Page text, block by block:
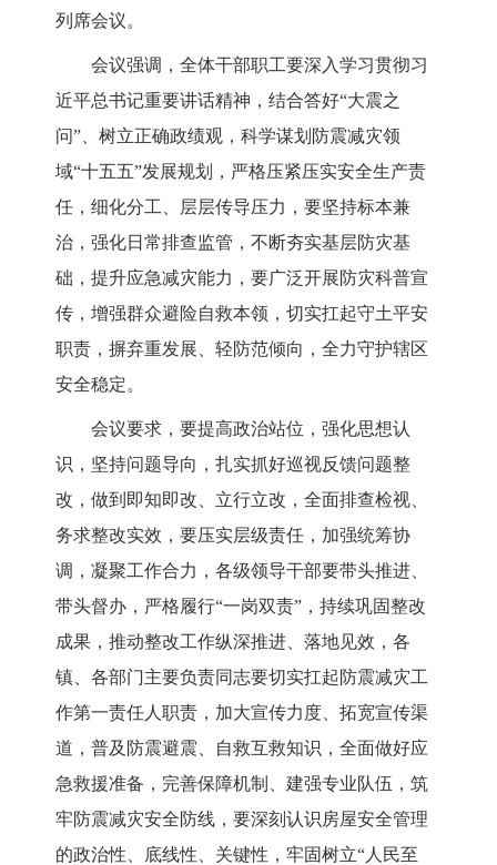
列席会议。
会议强调，全体干部职工要深入学习贯彻习
近平总书记重要讲话精神，结合答好“大震之
问”、树立正确政绩观，科学谋划防震减灾领
域“十五五”发展规划，严格压紧压实安全生产责
任，细化分工、层层传导压力，要坚持标本兼
治，强化日常排查监管，不断夯实基层防灾基
础，提升应急减灾能力，要广泛开展防灾科普宣
传，增强群众避险自救本领，切实扛起守土平安
职责，摒弃重发展、轻防范倾向，全力守护辖区
安全稳定。
会议要求，要提高政治站位，强化思想认
识，坚持问题导向，扎实抓好巡视反馈问题整
改，做到即知即改、立行立改，全面排查检视、
务求整改实效，要压实层级责任，加强统筹协
调，凝聚工作合力，各级领导干部要带头推进、
带头督办，严格履行“一岗双责”，持续巩固整改
成果，推动整改工作纵深推进、落地见效，各
镇、各部门主要负责同志要切实扛起防震减灾工
作第一责任人职责，加大宣传力度、拓宽宣传渠
道，普及防震避震、自救互救知识，全面做好应
急救援准备，完善保障机制、建强专业队伍，筑
牢防震减灾安全防线，要深刻认识房屋安全管理
的政治性、底线性、关键性，牢固树立“人民至